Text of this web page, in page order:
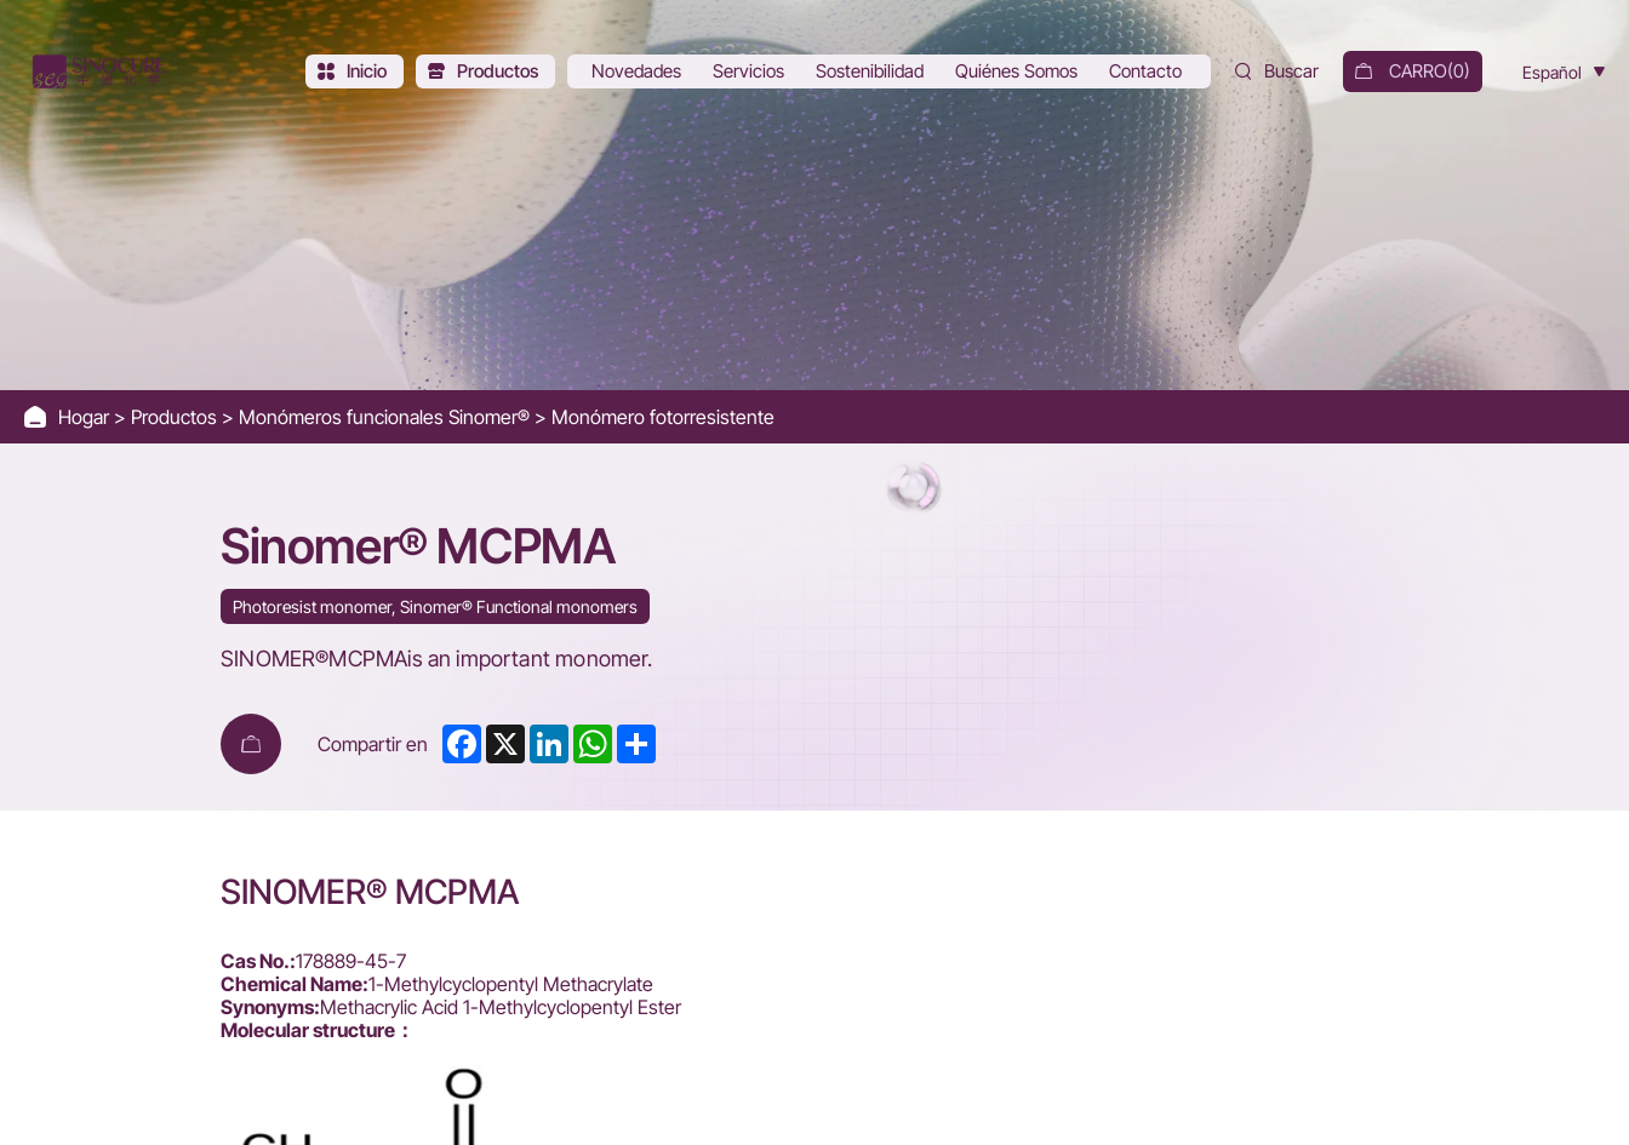
Photoresist
Monomer
MCPMA
-
Methylcyclopentyl
Methacrylate
Inicio Productos Novedades Servicios Sostenibilidad Quiénes Somos Contacto Buscar CARRO(0) Español
Hogar Productos Monómeros funcionales Sinomer® Monómero fotorresistente
Sinomer® MCPMA
Photoresist monomer, Sinomer® Functional monomers
SINOMER®MCPMAis an important monomer.
Compartir en Facebook
X LinkedInWhatsApp
SINOMER® MCPMA
Cas No.:178889-45-7
Chemical Name:1-Methylcyclopentyl Methacrylate
Synonyms:Methacrylic Acid 1-Methylcyclopentyl Ester
Molecular structure：